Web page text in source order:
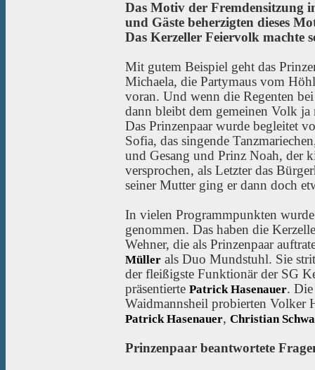
Das Motiv der Fremdensitzung
und Gäste beherzigten dieses
Das Kerzeller Feiervolk machte
Mit gutem Beispiel geht das
Michaela, die Partymaus vom
voran. Und wenn die Regenten
dann bleibt dem gemeinen Volk ja
Das Prinzenpaar wurde begleitet
Sofia, das singende
und Gesang und Prinz Noah, der
versprochen, als Letzter das
seiner Mutter ging er dann doch
In vielen Programmpunkten
genommen. Das haben die
Wehner, die als Prinzenpaar
Müller als Duo Mundstuhl. Sie
der fleißigste Funktionär der SG
präsentierte Patrick Hasenauer. Die
Waidmannsheil probierten Volker
Patrick Hasenauer, Christian
Prinzenpaar beantwortete